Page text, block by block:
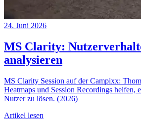
24. Juni 2026
MS Clarity:
analysieren
MS Clarity Session auf der Campixx:
Heatmaps und Session Recordings helfen,
Nutzer zu lösen. (2026)
Artikel lesen